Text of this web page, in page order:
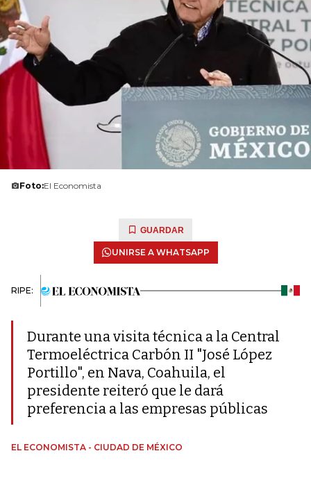
Foto:El Economista
GUARDAR
UNIRSE A WHATSAPP
RIPE:
Durante una visita técnica a la Central
Termoeléctrica Carbón II "José López
Portillo", en Nava, Coahuila, el
presidente reiteró que le dará
preferencia a las empresas públicas
EL ECONOMISTA - CIUDAD DE MÉXICO